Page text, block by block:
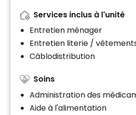
Services inclus à l'unité
Entretien ménager
Entretien literie /
Câblodistribution
Soins
Administration des
Aide à l'alimentation